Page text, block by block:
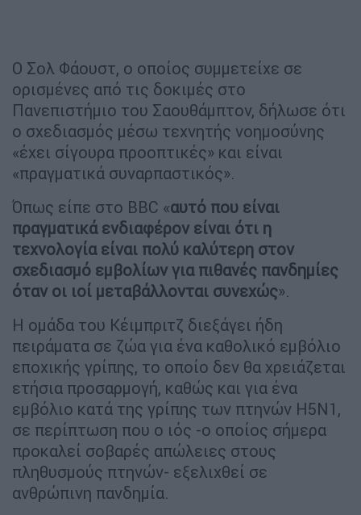
Ο Σολ Φάουστ, ο οποίος συμμετείχε σε
ορισμένες από τις δοκιμές στο
Πανεπιστήμιο του Σαουθάμπτον, δήλωσε ότι
ο σχεδιασμός μέσω τεχνητής νοημοσύνης
«έχει σίγουρα προοπτικές» και είναι
«πραγματικά συναρπαστικός».
Όπως είπε στο BBC «αυτό που είναι
πραγματικά ενδιαφέρον είναι ότι η
τεχνολογία είναι πολύ καλύτερη στον
σχεδιασμό εμβολίων για πιθανές πανδημίες
όταν οι ιοί μεταβάλλονται συνεχώς».
Η ομάδα του Κέιμπριτζ διεξάγει ήδη
πειράματα σε ζώα για ένα καθολικό εμβόλιο
εποχικής γρίπης, το οποίο δεν θα χρειάζεται
ετήσια προσαρμογή, καθώς και για ένα
εμβόλιο κατά της γρίπης των πτηνών H5N1,
σε περίπτωση που ο ιός -ο οποίος σήμερα
προκαλεί σοβαρές απώλειες στους
πληθυσμούς πτηνών- εξελιχθεί σε
ανθρώπινη πανδημία.